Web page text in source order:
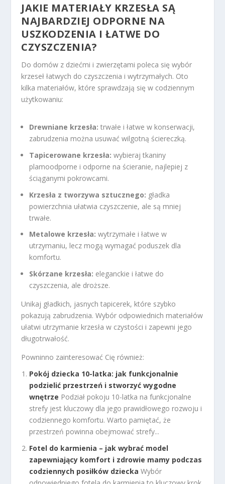
JAKIE MATERIAŁY KRZESŁA SĄ
NAJBARDZIEJ ODPORNE NA
USZKODZENIA I ŁATWE DO
CZYSZCZENIA?
Do domów z dziećmi i zwierzętami poleca się wybór
krzeseł łatwych do czyszczenia i wytrzymałych. Oto
kilka materiałów, które sprawdzają się w codziennym
użytkowaniu:
Drewniane krzesła: trwałe i łatwe w konserwacji,
zabrudzenia można usuwać wilgotną ściereczką.
Tapicerowane krzesła: wybieraj tkaniny
plamoodporne i odporne na ścieranie, najlepiej z
ściąganymi pokrowcami.
Krzesła z tworzywa sztucznego: gładka
powierzchnia ułatwia czyszczenie, ale są mniej
trwałe.
Metalowe krzesła: wytrzymałe i łatwe w
utrzymaniu, lecz mogą wymagać poduszek dla
komfortu.
Skórzane krzesła: eleganckie i łatwe do
czyszczenia, ale droższe.
Unikaj gładkich, jasnych tapicerek, które szybko
pokazują zabrudzenia. Wybór odpowiednich materiałów
ułatwi utrzymanie krzesła w czystości i zapewni jego
długotrwałość.
Powninno zainteresować Cię również:
Pokój dziecka 10-latka: jak funkcjonalnie
podzielić przestrzeń i stworzyć wygodne
wnętrze Podział pokoju 10-latka na funkcjonalne
strefy jest kluczowy dla jego prawidłowego rozwoju i
codziennego komfortu. Warto pamiętać, że
przestrzeń powinna obejmować strefy...
Fotel do karmienia – jak wybrać model
zapewniający komfort i zdrowie mamy podczas
codziennych posiłków dziecka Wybór